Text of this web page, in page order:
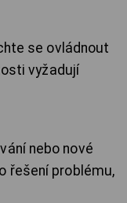
se ovládnout
vyžadují
nebo nové
řešení problému,